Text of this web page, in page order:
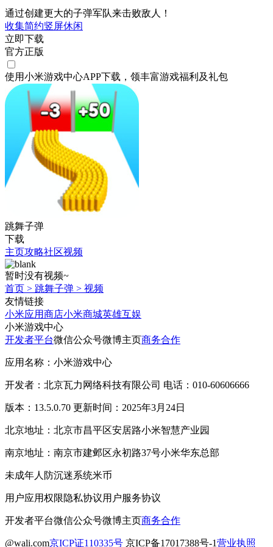
通过创建更大的子弹军队来击败敌人！
收集简约竖屏休闲
立即下载
官方正版
使用小米游戏中心APP下载 ，领丰富游戏福利 及礼包
跳舞子弹
下载
主页攻略社区视频
暂时没有视频~
首页 > 跳舞子弹 > 视频
友情链接
小米应用商店小米商城英雄互娱
小米游戏中心
开发者平台微信公众号微博主页商务合作
应用名称：小米游戏中心
开发者：北京瓦力网络科技有限公司 电话：010-60606666
版本：13.5.0.70 更新时间：2025年3月24日
北京地址：北京市昌平区安居路小米智慧产业园
南京地址：南京市建邺区永初路37号小米华东总部
未成年人防沉迷系统米币
用户应用权限隐私协议用户服务协议
开发者平台微信公众号微博主页商务合作
@wali.com京ICP证110335号 京ICP备17017388号-1营业执照